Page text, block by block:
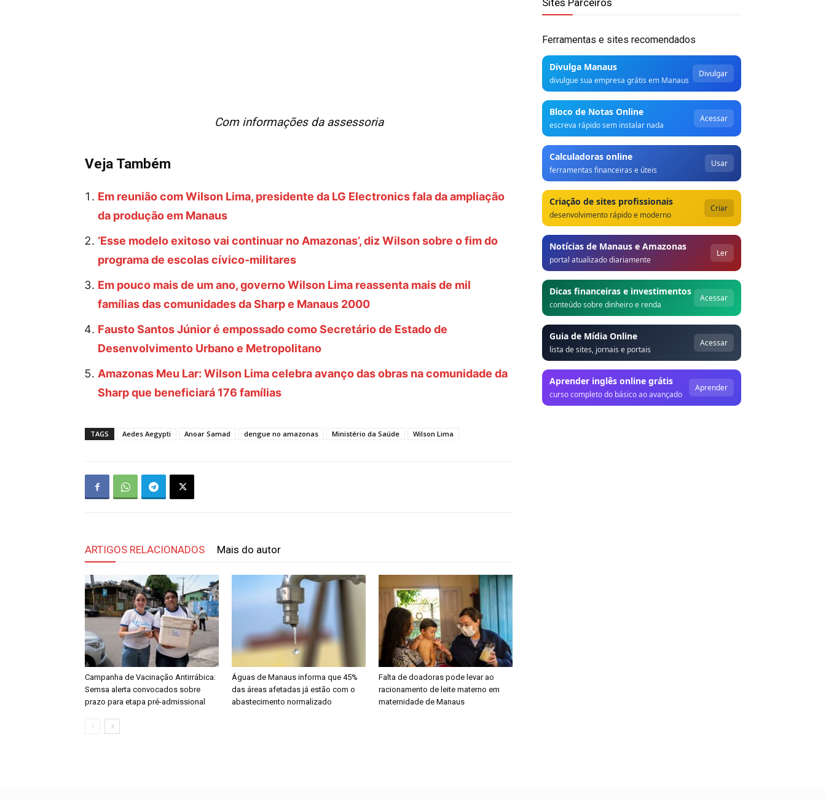
Com informações da assessoria
Veja Também
Em reunião com Wilson Lima, presidente da LG Electronics fala da ampliação
da produção em Manaus
‘Esse modelo exitoso vai continuar no Amazonas’, diz Wilson sobre o fim do
programa de escolas cívico-militares
Em pouco mais de um ano, governo Wilson Lima reassenta mais de mil
famílias das comunidades da Sharp e Manaus 2000
Fausto Santos Júnior é empossado como Secretário de Estado de
Desenvolvimento Urbano e Metropolitano
Amazonas Meu Lar: Wilson Lima celebra avanço das obras na comunidade da
Sharp que beneficiará 176 famílias
TAGS Aedes Aegypti Anoar Samad dengue no amazonas Ministério da Saúde Wilson Lima
ARTIGOS RELACIONADOS Mais do autor
Campanha de Vacinação Antirrábica:
Semsa alerta convocados sobre
prazo para etapa pré-admissional
Águas de Manaus informa que 45%
das áreas afetadas já estão com o
abastecimento normalizado
Falta de doadoras pode levar ao
racionamento de leite materno em
maternidade de Manaus
Sites Parceiros
Ferramentas e sites recomendados
Divulga Manaus
divulgue sua empresa grátis em Manaus
Divulgar
Bloco de Notas Online
escreva rápido sem instalar nada
Acessar
Calculadoras online
ferramentas financeiras e úteis
Usar
Criação de sites profissionais
desenvolvimento rápido e moderno
Criar
Notícias de Manaus e Amazonas
portal atualizado diariamente
Ler
Dicas financeiras e investimentos
conteúdo sobre dinheiro e renda
Acessar
Guia de Mídia Online
lista de sites, jornais e portais
Acessar
Aprender inglês online grátis
curso completo do básico ao avançado
Aprender